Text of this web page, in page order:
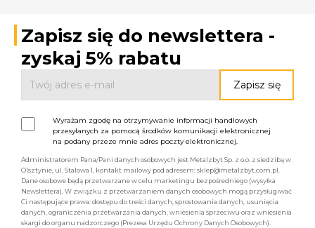
Zapisz się do newslettera -
zyskaj 5% rabatu
Wyrażam zgodę na otrzymywanie informacji handlowych
przesyłanych za pomocą środków komunikacji elektronicznej
na podany przeze mnie adres poczty elektronicznej.
Administratorem Pana/Pani danych osobowych jest Metalzbyt Sp. z o.o. z siedzibą w
Olsztynie, ul. Stalowa 1, kontakt mailowy pod adresem: sklep@metalzbyt.com.pl.
Dane osobowe będą przetwarzane w celu marketingu bezpośredniego (wysyłka
Newslettera). W związku z przetwarzaniem danych osobowych mogą przysługiwać
Ci następujące prawa: dostępu do treści danych, sprostowania danych, usunięcia
danych, ograniczenia przetwarzania danych, wniesienia sprzeciwu oraz wniesienia
skargi do organu nadzorczego (Prezesa Urzędu Ochrony Danych Osobowych).